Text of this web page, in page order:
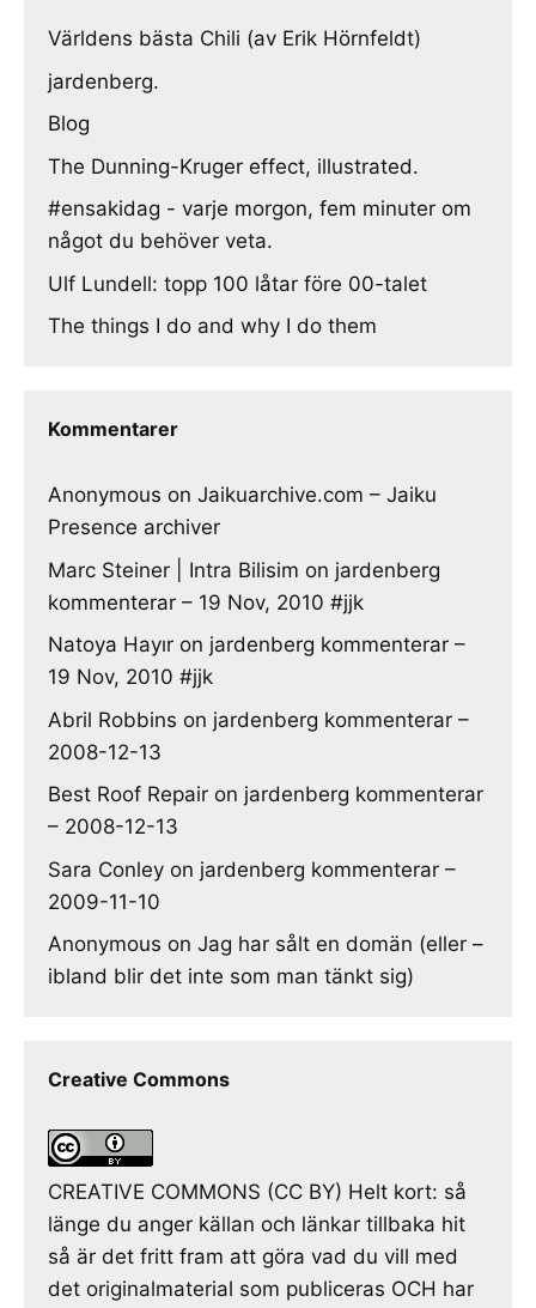
Världens bästa Chili (av Erik Hörnfeldt)
jardenberg.
Blog
The Dunning-Kruger effect, illustrated.
#ensakidag - varje morgon, fem minuter om
något du behöver veta.
Ulf Lundell: topp 100 låtar före 00-talet
The things I do and why I do them
Kommentarer
Anonymous on Jaikuarchive.com – Jaiku
Presence archiver
Marc Steiner | Intra Bilisim on jardenberg
kommenterar – 19 Nov, 2010 #jjk
Natoya Hayır on jardenberg kommenterar –
19 Nov, 2010 #jjk
Abril Robbins on jardenberg kommenterar –
2008-12-13
Best Roof Repair on jardenberg kommenterar
– 2008-12-13
Sara Conley on jardenberg kommenterar –
2009-11-10
Anonymous on Jag har sålt en domän (eller –
ibland blir det inte som man tänkt sig)
Creative Commons
CREATIVE COMMONS (CC BY) Helt kort: så
länge du anger källan och länkar tillbaka hit
så är det fritt fram att göra vad du vill med
det originalmaterial som publiceras OCH har